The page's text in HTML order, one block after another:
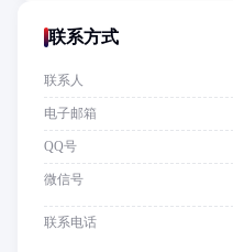
联系方式
联系人
电子邮箱
QQ号
微信号
联系电话